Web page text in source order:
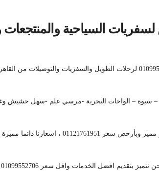
السياحية والمنتجعات
فرد 01099552706 لرحلات الطويل والسفريات والتوصيلات من
سيوة – الواحات البحرية -مرسي علم -سهل حشيش
بالتالي استمتع بنقلة امنة ومميزة وبسعر مميز